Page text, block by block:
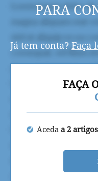
PARA
Já tem conta? Faça
FAÇA
Aceda a 2